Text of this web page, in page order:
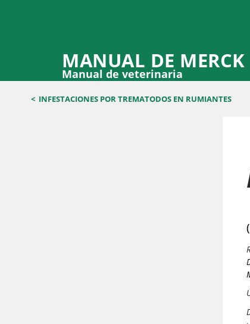
MANUAL DE MERCK
Manual de veterinaria
< INFESTACIONES POR TREMATODOS EN RUMIANTES